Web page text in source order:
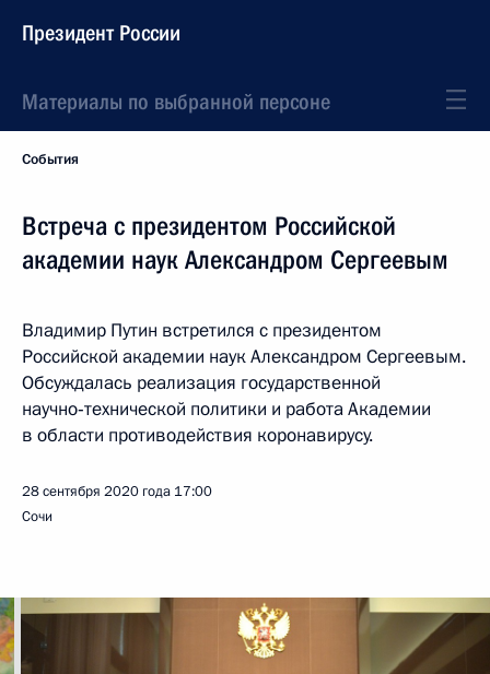
Президент России
Материалы по выбранной персоне
События
Встреча с президентом Российской
академии наук Александром Сергеевым
Владимир Путин встретился с президентом
Российской академии наук Александром Сергеевым.
Обсуждалась реализация государственной
научно‑технической политики и работа Академии
в области противодействия коронавирусу.
28 сентября 2020 года 17:00
Сочи